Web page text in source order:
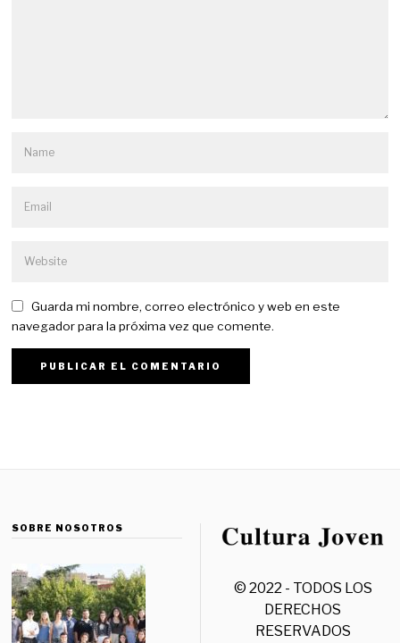
Guarda mi nombre, correo electrónico y web en este
navegador para la próxima vez que comente.
SOBRE NOSOTROS
© 2022 - TODOS LOS
DERECHOS
RESERVADOS